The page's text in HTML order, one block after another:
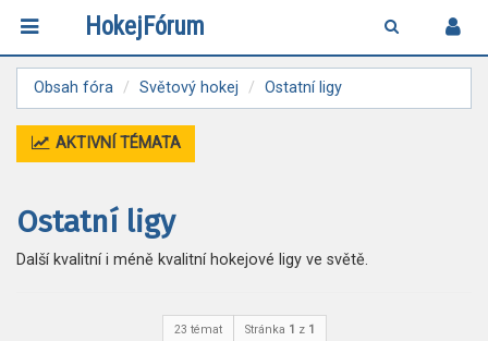
HokejFórum
Obsah fóra Světový hokej Ostatní ligy
AKTIVNÍ TÉMATA
Ostatní ligy
Další kvalitní i méně kvalitní hokejové ligy ve světě.
23 témat Stránka 1 z 1